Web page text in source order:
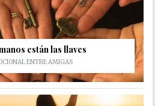
están las llaves
ENTRE AMIGAS